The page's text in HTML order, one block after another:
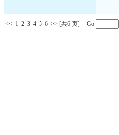
<< 1 2 3 4 5 6 >> [共6 页] Go